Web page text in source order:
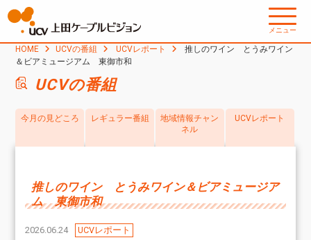
メニュー
HOME UCVの番組 UCVレポート
推しのワイン とうみワイン
＆ビアミュージアム 東御市和
UCVの番組
今月の見どころ レギュラー番組
地域情報チャン
ネル
UCVレポート
推しのワイン とうみワイン＆ビアミュージア
ム 東御市和
2026.06.24 UCVレポート